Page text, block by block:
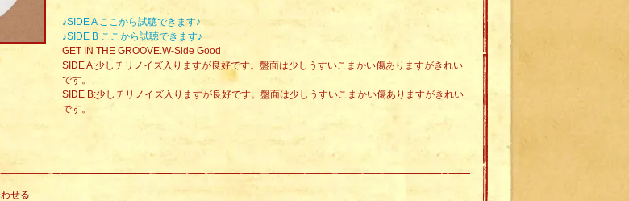
♪SIDE A ここから試聴できます♪
♪SIDE B ここから試聴できます♪
GET IN THE GROOVE.W-Side Good
SIDE A:少しチリノイズ入りますが良好です。盤面は少しうすいこまかい傷ありますがきれい
です。
SIDE B:少しチリノイズ入りますが良好です。盤面は少しうすいこまかい傷ありますがきれい
です。
せる